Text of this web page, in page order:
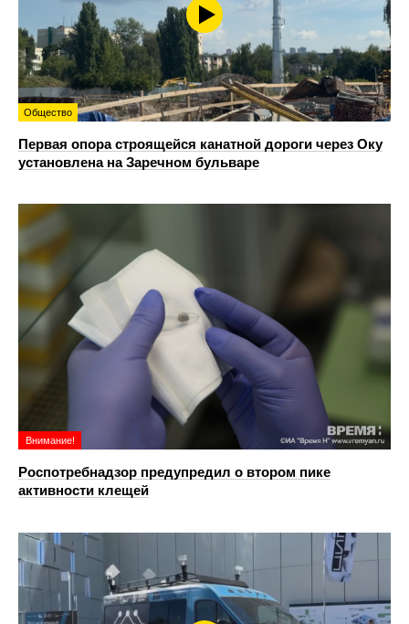
Общество
Первая опора строящейся канатной дороги через Оку
установлена на Заречном бульваре
Внимание!
Роспотребнадзор предупредил о втором пике
активности клещей